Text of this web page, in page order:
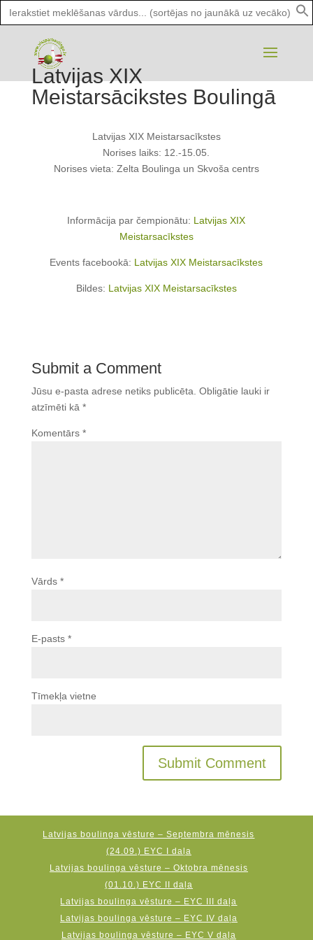
Search
for:
Latvijas XIX
Meistarsācikstes Boulingā
Latvijas XIX Meistarsacīkstes
Norises laiks: 12.-15.05.
Norises vieta: Zelta Boulinga un Skvoša centrs
Informācija par čempionātu: Latvijas XIX
Meistarsacīkstes
Events facebookā: Latvijas XIX Meistarsacīkstes
Bildes: Latvijas XIX Meistarsacīkstes
Submit a Comment
Jūsu e-pasta adrese netiks publicēta. Obligātie lauki ir
atzīmēti kā *
Komentārs *
Vārds *
E-pasts *
Tīmekļa vietne
Latvijas boulinga vēsture – Septembra mēnesis
(24.09.) EYC I daļa
Latvijas boulinga vēsture – Oktobra mēnesis
(01.10.) EYC II daļa
Latvijas boulinga vēsture – EYC III daļa
Latvijas boulinga vēsture – EYC IV daļa
Latvijas boulinga vēsture – EYC V daļa